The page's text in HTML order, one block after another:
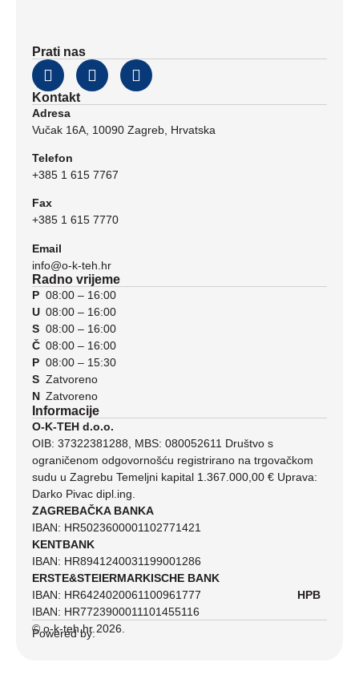
Prati nas
Kontakt
Adresa
Vučak 16A, 10090 Zagreb, Hrvatska
Telefon
+385 1 615 7767
Fax
+385 1 615 7770
Email
info@o-k-teh.hr
Radno vrijeme
P
U
S
Č
P
S
N
08:00 – 16:00
08:00 – 16:00
08:00 – 16:00
08:00 – 16:00
08:00 – 15:30
Zatvoreno
Zatvoreno
Informacije
O-K-TEH d.o.o.
OIB: 37322381288, MBS: 080052611 Društvo s
ograničenom odgovornošću registrirano na trgovačkom
sudu u Zagrebu Temeljni kapital 1.367.000,00 € Uprava:
Darko Pivac dipl.ing.
ZAGREBAČKA BANKA
IBAN: HR5023600001102771421
KENTBANK
IBAN: HR8941240031199001286
ERSTE&STEIERMARKISCHE BANK
IBAN: HR6424020061100961777 HPB
IBAN: HR7723900011101455116
© o-k-teh.hr 2026.
Powered by: